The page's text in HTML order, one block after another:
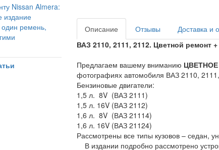
Nissan Almera:
издание
ремень,
Описание
Отзывы
Доставка и
ВАЗ 2110, 2111, 2112. Цветной ремонт +
Предлагаем вашему вниманию ЦВЕТНОЕ
фотографиях автомобиля ВАЗ 2110,
Бензиновые двигатели:
1,5 л. 8V (ВАЗ 2111)
1,5 л. 16V (ВАЗ 2112)
1,6 л. 8V (ВАЗ 21114)
1,6 л. 16V (ВАЗ 21124)
Рассмотрены все типы кузовов – седан,
В издании подробно рассмотрено